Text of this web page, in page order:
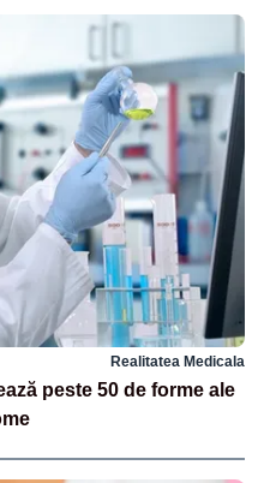
Realitatea Medicala
peste 50 de forme ale